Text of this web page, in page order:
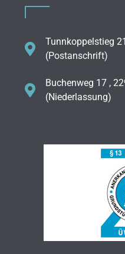
Tunnkoppelstieg
(Postanschrift)
Buchenweg 17 ,
(Niederlassung)